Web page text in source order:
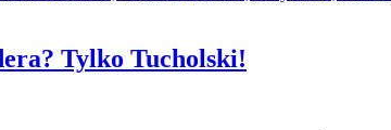
Tylko Tucholski!